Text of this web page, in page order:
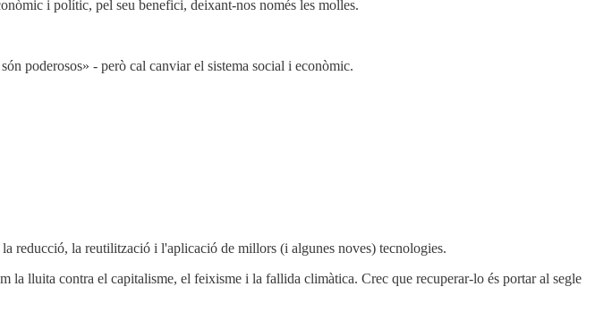
i polític, pel seu benefici, deixant-nos només les molles.
poderosos» - però cal canviar el sistema social i econòmic.
reducció, la reutilització i l'aplicació de millors (i algunes noves) tecnologies.
la lluita contra el capitalisme, el feixisme i la fallida climàtica. Crec que recuperar-lo és portar al segle